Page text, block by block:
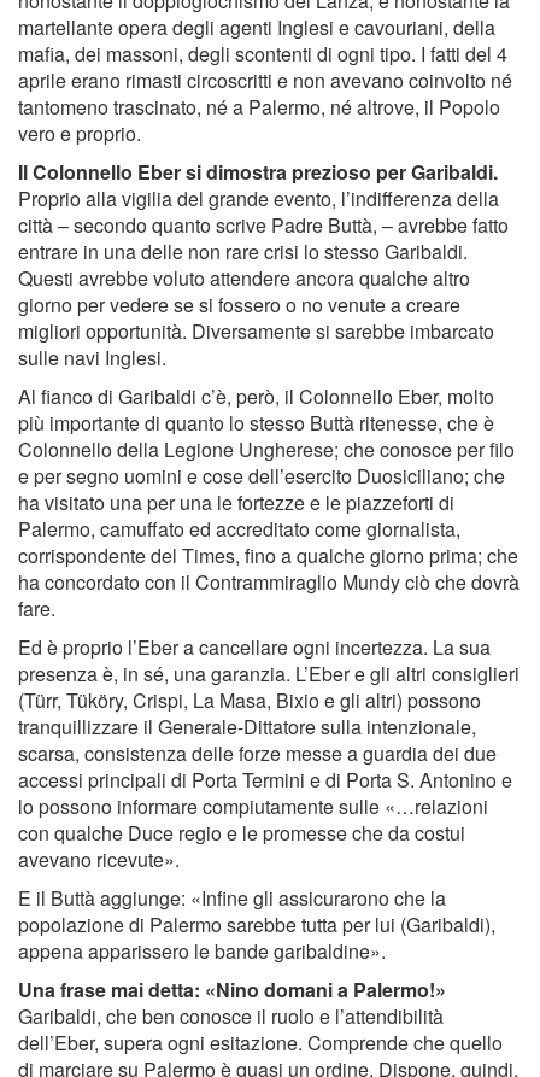
martellante opera degli agenti Inglesi e cavouriani, della
maﬁa, dei massoni, degli scontenti di ogni tipo. I fatti del 4
aprile erano rimasti circoscritti e non avevano coinvolto né
tantomeno trascinato, né a Palermo, né altrove, il Popolo
vero e proprio.
Il Colonnello Eber si dimostra prezioso per Garibaldi.
Proprio alla vigilia del grande evento, l’indifferenza della
città – secondo quanto scrive Padre Buttà, – avrebbe fatto
entrare in una delle non rare crisi lo stesso Garibaldi.
Questi avrebbe voluto attendere ancora qualche altro
giorno per vedere se si fossero o no venute a creare
migliori opportunità. Diversamente si sarebbe imbarcato
sulle navi Inglesi.
Al ﬁanco di Garibaldi c’è, però, il Colonnello Eber, molto
più importante di quanto lo stesso Buttà ritenesse, che è
Colonnello della Legione Ungherese; che conosce per ﬁlo
e per segno uomini e cose dell’esercito Duosiciliano; che
ha visitato una per una le fortezze e le piazzeforti di
Palermo, camuffato ed accreditato come giornalista,
corrispondente del Times, ﬁno a qualche giorno prima; che
ha concordato con il Contrammiraglio Mundy ciò che dovrà
fare.
Ed è proprio l’Eber a cancellare ogni incertezza. La sua
presenza è, in sé, una garanzia. L’Eber e gli altri consiglieri
(Türr, Tüköry, Crispi, La Masa, Bixio e gli altri) possono
tranquillizzare il Generale-Dittatore sulla intenzionale,
scarsa, consistenza delle forze messe a guardia dei due
accessi principali di Porta Termini e di Porta S. Antonino e
lo possono informare compiutamente sulle «…relazioni
con qualche Duce regio e le promesse che da costui
avevano ricevute».
E il Buttà aggiunge: «Inﬁne gli assicurarono che la
popolazione di Palermo sarebbe tutta per lui (Garibaldi),
appena apparissero le bande garibaldine».
Una frase mai detta: «Nino domani a Palermo!»
Garibaldi, che ben conosce il ruolo e l’attendibilità
dell’Eber, supera ogni esitazione. Comprende che quello
di marciare su Palermo è quasi un ordine. Dispone, quindi,